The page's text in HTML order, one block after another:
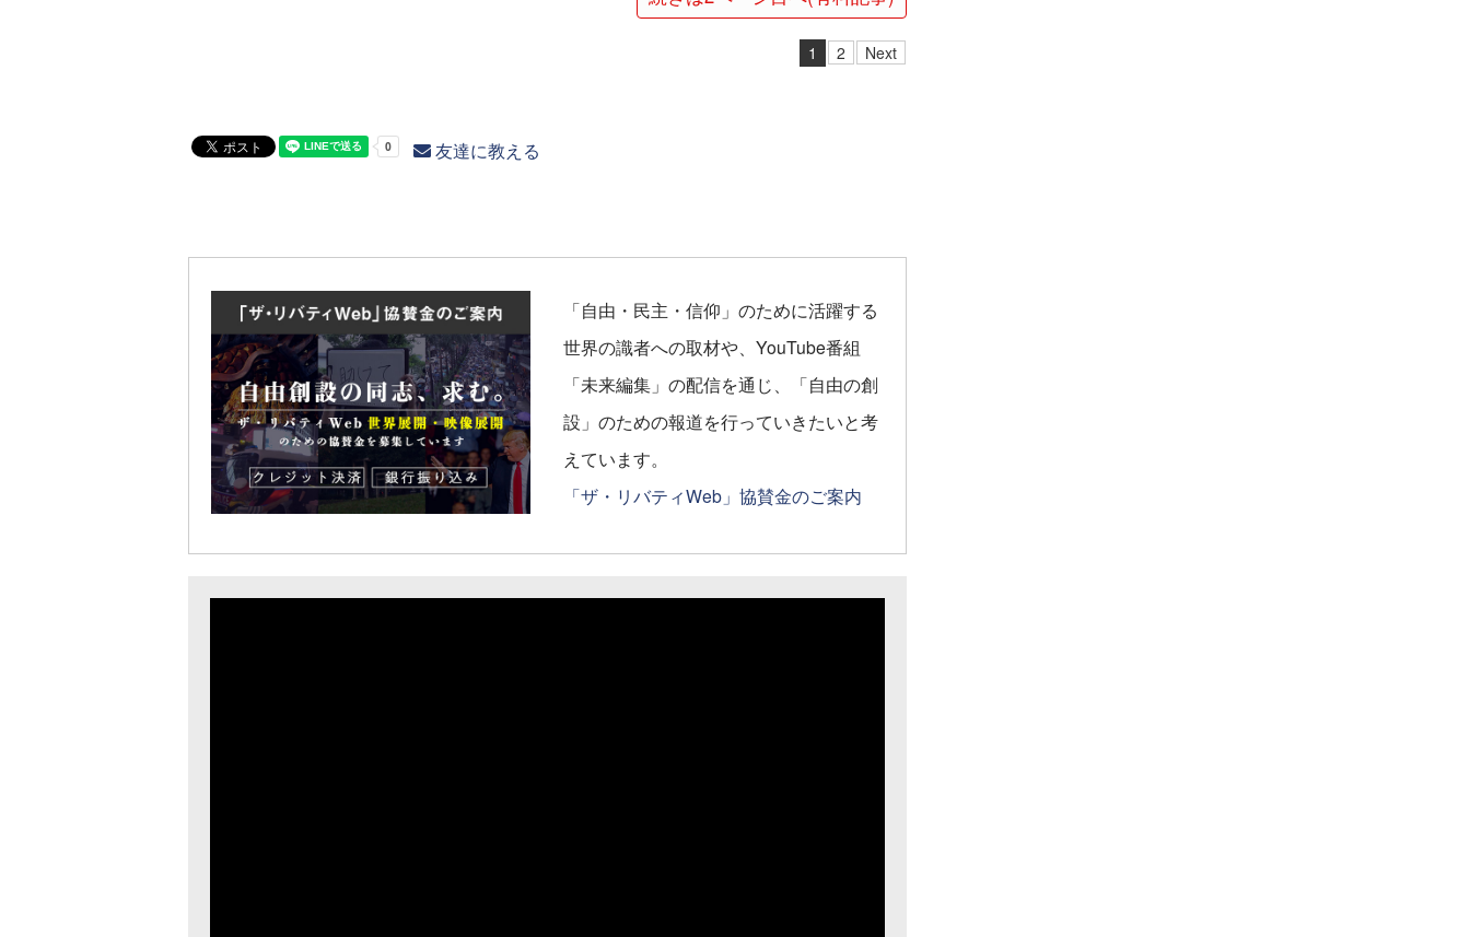
1 2 Next
友達に教える
「自由・民主・信仰」のために活躍する
世界の識者への取材や、YouTube番組
「未来編集」の配信を通じ、「自由の創
設」のための報道を行っていきたいと考
えています。
「ザ・リバティWeb」協賛金のご案内